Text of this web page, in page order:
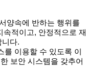
양속에 반하는 행위를
적이고, 안정적으로 재
니다.
를 이용할 수 있도록 이
보안 시스템을 갖추어